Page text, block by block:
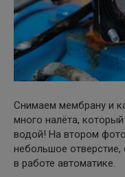
Снимаем мембрану и
много налёта,
водой! На втором
небольшое
в работе автоматике.